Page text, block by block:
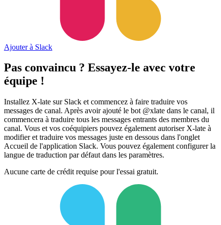
Ajouter à Slack
Pas convaincu ? Essayez-le avec votre
équipe !
Installez X-late sur Slack et commencez à faire traduire vos
messages de canal. Après avoir ajouté le bot @xlate dans le canal, il
commencera à traduire tous les messages entrants des membres du
canal. Vous et vos coéquipiers pouvez également autoriser X-late à
modifier et traduire vos messages juste en dessous dans l'onglet
Accueil de l'application Slack. Vous pouvez également configurer la
langue de traduction par défaut dans les paramètres.
Aucune carte de crédit requise pour l'essai gratuit.